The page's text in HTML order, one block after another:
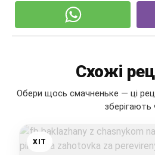
Схожі
Обери щось смачненьке — ці
ХІТ